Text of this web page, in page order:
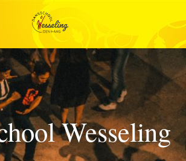
Wesseling